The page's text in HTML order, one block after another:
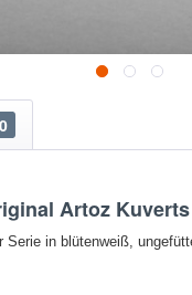
0
Artoz
in blütenweiß,